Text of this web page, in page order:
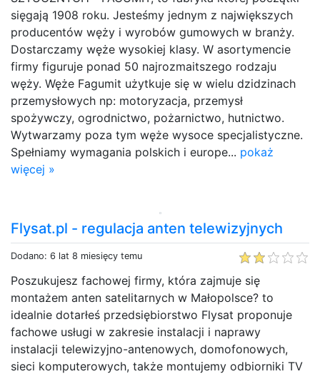
sięgają 1908 roku. Jesteśmy jednym z największych
producentów węży i wyrobów gumowych w branży.
Dostarczamy węże wysokiej klasy. W asortymencie
firmy figuruje ponad 50 najrozmaitszego rodzaju
węży. Węże Fagumit użytkuje się w wielu dzidzinach
przemysłowych np: motoryzacja, przemysł
spożywczy, ogrodnictwo, pożarnictwo, hutnictwo.
Wytwarzamy poza tym węże wysoce specjalistyczne.
Spełniamy wymagania polskich i europe... pokaż
więcej »
Flysat.pl - regulacja anten telewizyjnych
Dodano: 6 lat 8 miesięcy temu
Poszukujesz fachowej firmy, która zajmuje się
montażem anten satelitarnych w Małopolsce? to
idealnie dotarłeś przedsiębiorstwo Flysat proponuje
fachowe usługi w zakresie instalacji i naprawy
instalacji telewizyjno-antenowych, domofonowych,
sieci komputerowych, także montujemy odbiorniki TV